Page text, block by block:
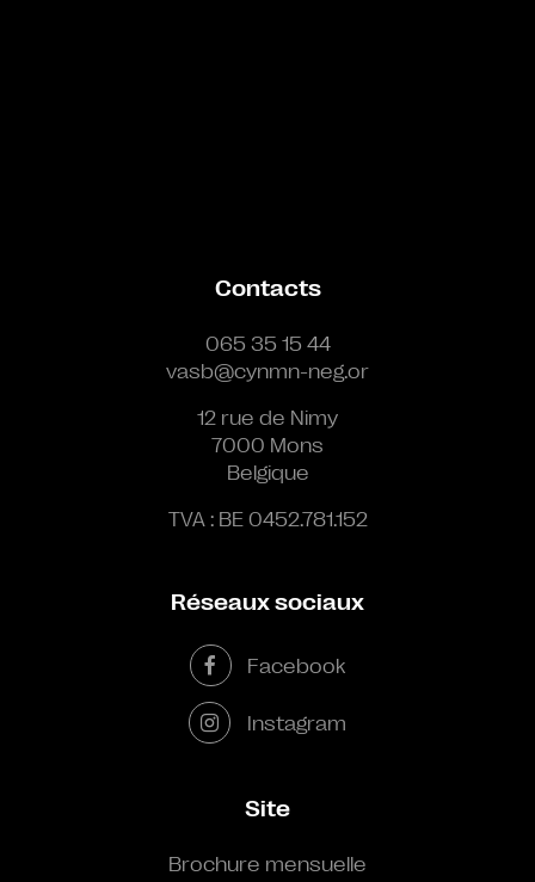
Contacts
065 35 15 44
vasb@cynmn-neg.or
12 rue de Nimy
7000 Mons
Belgique
TVA : BE 0452.781.152
Réseaux sociaux
Facebook
Instagram
Site
Brochure mensuelle